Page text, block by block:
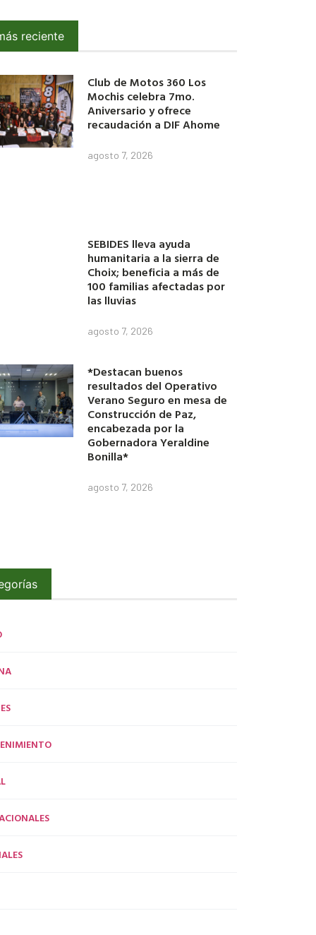
reciente
Club de Motos 360 Los
Mochis celebra 7mo.
Aniversario y ofrece
recaudación a DIF Ahome
agosto 7, 2026
SEBIDES lleva ayuda
humanitaria a la sierra de
Choix; beneficia a más de
100 familias afectadas por
las lluvias
agosto 7, 2026
*Destacan buenos
resultados del Operativo
Verano Seguro en mesa de
Construcción de Paz,
encabezada por la
Gobernadora Yeraldine
Bonilla*
agosto 7, 2026